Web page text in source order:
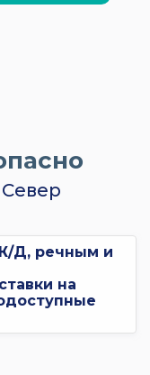
Д, речным и
на